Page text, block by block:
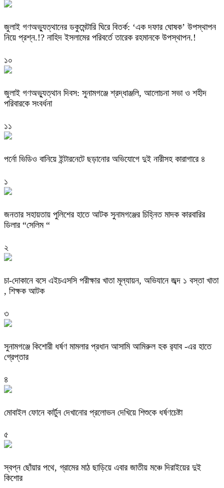
‎জুলাই গণঅভ্যুত্থানের ডকুমেন্টারি ঘিরে বিতর্ক: ‘এক দফার ঘোষক’ উপস্থাপন
নিয়ে প্রশ্ন.!? নাহিদ ইসলামের পরিবর্তে তারেক রহমানকে উপস্থাপন.!
১০
জুলাই গণঅভ্যুত্থান দিবস: সুনামগঞ্জে শ্রদ্ধাঞ্জলি, আলোচনা সভা ও শহীদ
পরিবারকে সংবর্ধনা
১১
পর্নো ভিডিও বানিয়ে ইন্টারনেটে ছড়ানোর অভিযোগে দুই নারীসহ কারাগারে ৪
১
জনতার সহায়তায় পুলিশের হাতে আটক সুনামগঞ্জের চিহ্নিত মাদক কারবারির
ডিলার “সেলিম “
২
চা-দোকানে বসে এইচএসসি পরীক্ষার খাতা মূল্যায়ন, অভিযানে জব্দ ১ বস্তা খাতা
, শিক্ষক আটক
৩
‎সুনামগঞ্জে কিশোরী ধর্ষণ মামলার প্রধান আসামি আমিরুল হক র‌্যাব -এর হাতে
গ্রেপ্তার
৪
মোবাইল ফোনে কার্টুন দেখানোর প্রলোভন দেখিয়ে শিশুকে ধর্ষণচেষ্টা
৫
স্বপ্ন ছোঁয়ার পথে, গ্রামের মাঠ ছাড়িয়ে এবার জাতীয় মঞ্চে দিরাইয়ের দুই
কিশোর